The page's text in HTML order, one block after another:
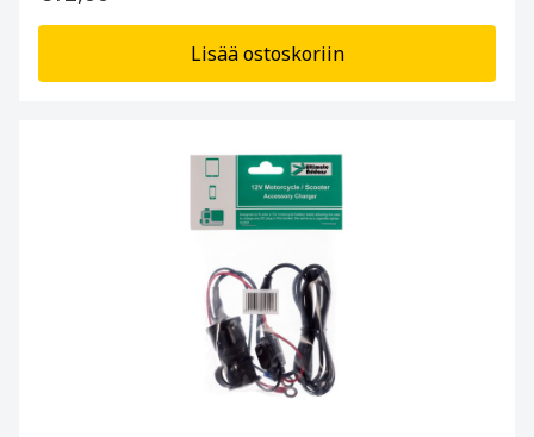
Lisää ostoskoriin